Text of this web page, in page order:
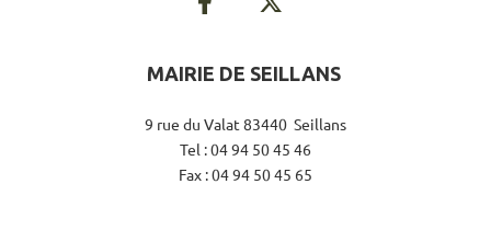
MAIRIE DE SEILLANS
9 rue du Valat 83440 Seillans
Tel : 04 94 50 45 46
Fax : 04 94 50 45 65